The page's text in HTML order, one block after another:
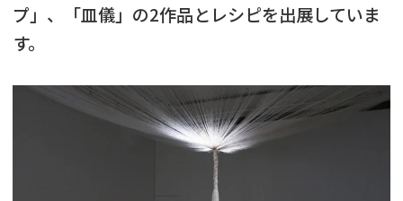
プ」、「皿儀」の2作品とレシピを出展していま
す。